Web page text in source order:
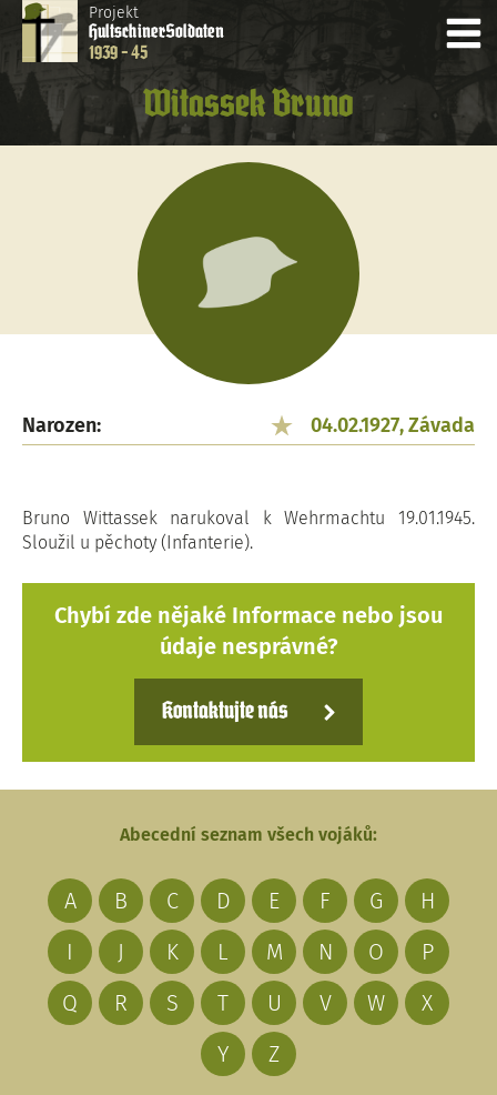
Projekt
HultschinerSoldaten
1939 - 45
Witassek Bruno
Narozen: 04.02.1927, Závada
Bruno Wittassek narukoval k Wehrmachtu 19.01.1945.
Sloužil u pěchoty (Infanterie).
Chybí zde nějaké Informace nebo jsou
údaje nesprávné?
Kontaktujte nás
Abecední seznam všech vojáků:
A B C D E F G
H
I
J K L M N O
P
Q
R S T U V W
X
Y
Z